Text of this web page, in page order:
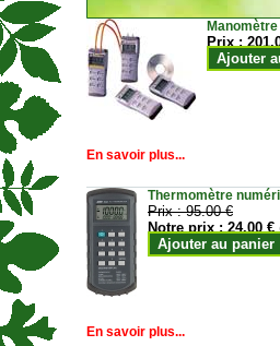
Prix :
Ajouter
En savoir plus...
Thermomètre
Prix :95.00 €
Notre prix :24.00 €
Ajouter au panier
En savoir plus...